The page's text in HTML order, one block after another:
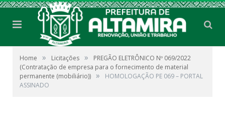
Home » Licitações »
PREGÃO ELETRÔNICO Nº 069/2022
(Contratação de empresa para o fornecimento de material
permanente (mobiliário)) »
HOMOLOGAÇÃO PE 069 – PORTAL
ASSINADO